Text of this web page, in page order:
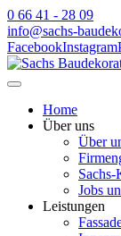
0 66 41 - 28 09
info@sachs-
FacebookInstagram
Home
Über uns
Über
Jobs
Leistungen